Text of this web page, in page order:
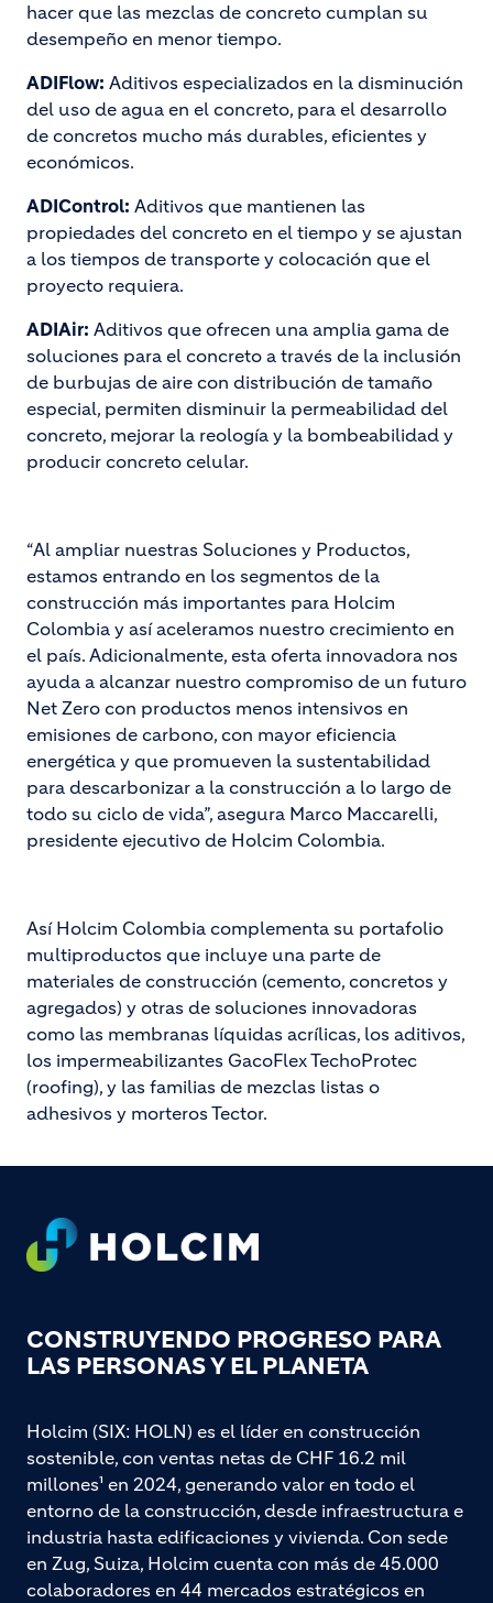
hacer que las mezclas de concreto cumplan su
desempeño en menor tiempo.
ADIFlow: Aditivos especializados en la disminución
del uso de agua en el concreto, para el desarrollo
de concretos mucho más durables, eficientes y
económicos.
ADIControl: Aditivos que mantienen las
propiedades del concreto en el tiempo y se ajustan
a los tiempos de transporte y colocación que el
proyecto requiera.
ADIAir: Aditivos que ofrecen una amplia gama de
soluciones para el concreto a través de la inclusión
de burbujas de aire con distribución de tamaño
especial, permiten disminuir la permeabilidad del
concreto, mejorar la reología y la bombeabilidad y
producir concreto celular.
“Al ampliar nuestras Soluciones y Productos,
estamos entrando en los segmentos de la
construcción más importantes para Holcim
Colombia y así aceleramos nuestro crecimiento en
el país. Adicionalmente, esta oferta innovadora nos
ayuda a alcanzar nuestro compromiso de un futuro
Net Zero con productos menos intensivos en
emisiones de carbono, con mayor eficiencia
energética y que promueven la sustentabilidad
para descarbonizar a la construcción a lo largo de
todo su ciclo de vida”, asegura Marco Maccarelli,
presidente ejecutivo de Holcim Colombia.
Así Holcim Colombia complementa su portafolio
multiproductos que incluye una parte de
materiales de construcción (cemento, concretos y
agregados) y otras de soluciones innovadoras
como las membranas líquidas acrílicas, los aditivos,
los impermeabilizantes GacoFlex TechoProtec
(roofing), y las familias de mezclas listas o
adhesivos y morteros Tector.
Footer
CONSTRUYENDO PROGRESO PARA
LAS PERSONAS Y EL PLANETA
Holcim (SIX: HOLN) es el líder en construcción
sostenible, con ventas netas de CHF 16.2 mil
millones¹ en 2024, generando valor en todo el
entorno de la construcción, desde infraestructura e
industria hasta edificaciones y vivienda. Con sede
en Zug, Suiza, Holcim cuenta con más de 45.000
colaboradores en 44 mercados estratégicos en